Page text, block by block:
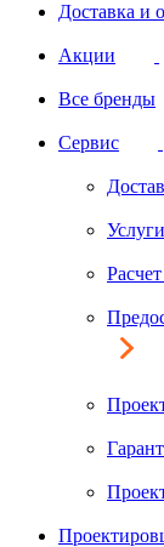
Доставка и
Акции
Все бренды
Сервис